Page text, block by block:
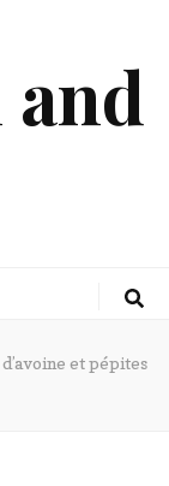
et pépites